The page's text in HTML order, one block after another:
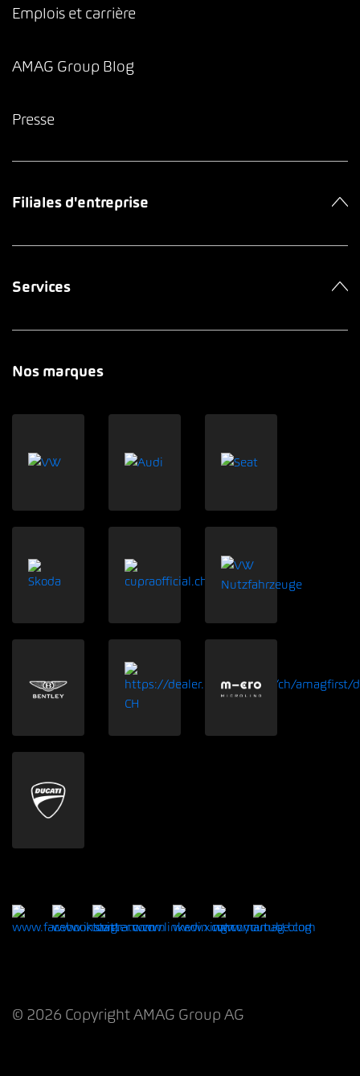
Emplois et carrière
AMAG Group Blog
Presse
Filiales d'entreprise
Services
Nos marques
© 2026 Copyright AMAG Group AG